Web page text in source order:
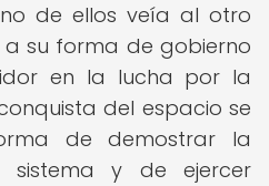
de ellos veía al otro
su forma de gobierno
en la lucha por la
del espacio se
de demostrar la
sistema y de ejercer